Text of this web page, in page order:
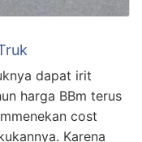
dapat irit
harga BBm terus
cost
Karena